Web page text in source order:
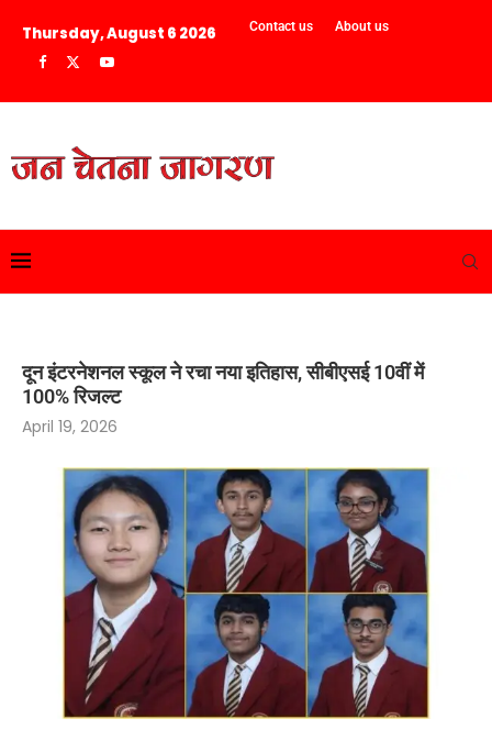
Thursday, August 6 2026 Contact us About us
दून इंटरनेशनल स्कूल ने रचा नया इतिहास, सीबीएसई 10वीं में
100% रिजल्ट
April 19, 2026